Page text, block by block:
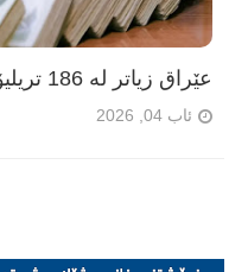
عێراق زیاتر لە 186 تریلیۆن دینار قەرزدارە
ئاب 04, 2026